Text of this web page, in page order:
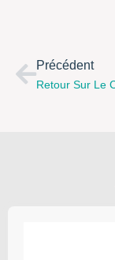
Précédent